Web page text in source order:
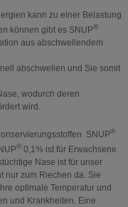
kann zu einer Belastung
können gibt es SNUP®
aus abschwellendem
abschwellen und Sie somit
wodurch deren
wird.
SNUP®
®0,1% ist für Erwachsene
Nase ist für unser
nur zum Riechen da. Sie
optimale Temperatur und
und Krankheiten. Eine